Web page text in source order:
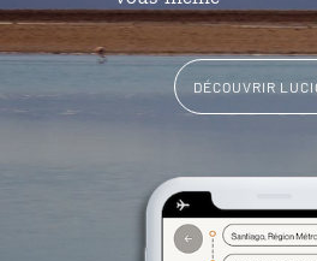
DÉCOUVRIR